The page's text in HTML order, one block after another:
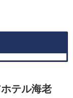
テル海老